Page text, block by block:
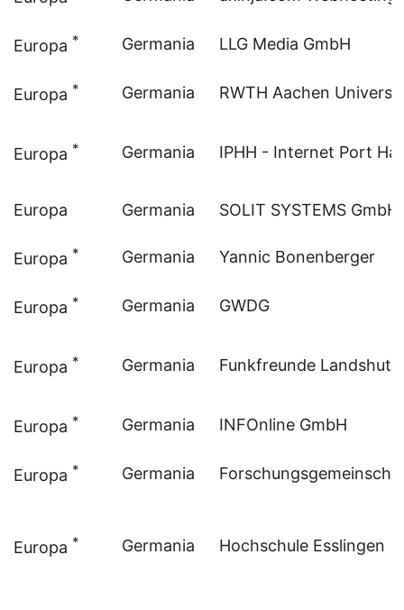
Europa * Germania LLG Media GmbH
Europa * Germania RWTH Aachen
Europa * Germania IPHH - Internet Port
Europa Germania SOLIT SYSTEMS GmbH
Europa * Germania Yannic Bonenberger
Europa * Germania GWDG
Europa * Germania Funkfreunde Landshut
Europa * Germania INFOnline GmbH
Europa * Germania
Europa * Germania Hochschule Esslingen